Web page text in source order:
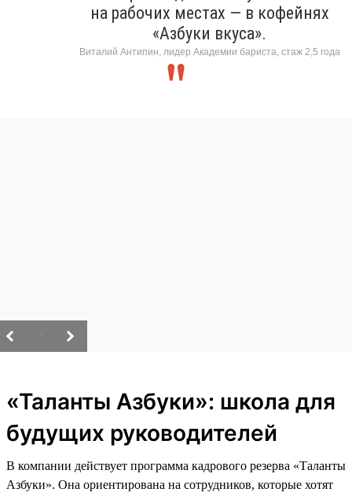
на рабочих местах — в кофейнях
«Азбуки вкуса».
Виталий Антипин, лидер Академии бариста, стаж 2,5 года
«Таланты Азбуки»: школа для
будущих руководителей
В компании действует программа кадрового резерва «Таланты
Азбуки». Она ориентирована на сотрудников, которые хотят